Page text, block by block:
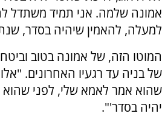
אמונה שלמה. אני תמיד משתדל
למעלה, להאמין שיהיה בסדר,
המוטו הזה, של אמונה בטוב
של בניה עד רגעיו האחרונים.
שהוא אמר לאמא שלי, לפני שהוא
יהיה בסדר'".